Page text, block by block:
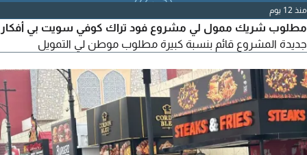
منذ 12 يوم
مطلوب شريك ممول لي مشروع فود تراك كوفي سويت بي أفكار
جديدة المشروع قائم بنسبة كبيرة مطلوب موطن لي التمويل